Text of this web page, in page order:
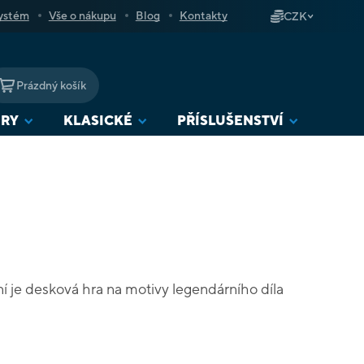
Vše o nákupu Blog Kontakty CZK
NÁKUPNÍ
KOŠÍK
Prázdný košík
KLASICKÉ PŘÍSLUŠENSTVÍ
je desková hra na motivy legendárního díla